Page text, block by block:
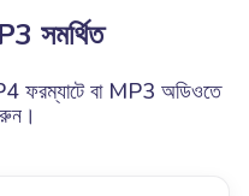
সমর্থিত
ফরম্যাটে বা MP3 অডিওতে